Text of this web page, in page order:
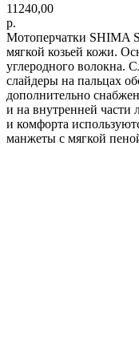
11240,00
р.
Мотоперчатки SHIMA
мягкой козьей кожи.
углеродного волокна.
слайдеры на пальцах
дополнительно
и на внутренней части
и комфорта
манжеты с мягкой